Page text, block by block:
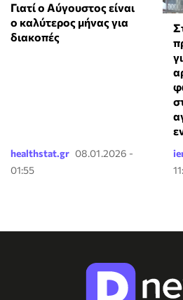
Γιατί ο Αύγουστος είναι
ο καλύτερος μήνας για
διακοπές
healthstat.gr 08.01.2026 -
01:55